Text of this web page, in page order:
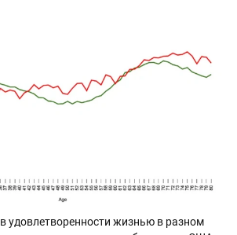
удовлетворенности жизнью в разном